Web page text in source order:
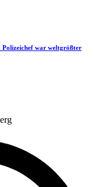
Polizeichef war weltgrößter